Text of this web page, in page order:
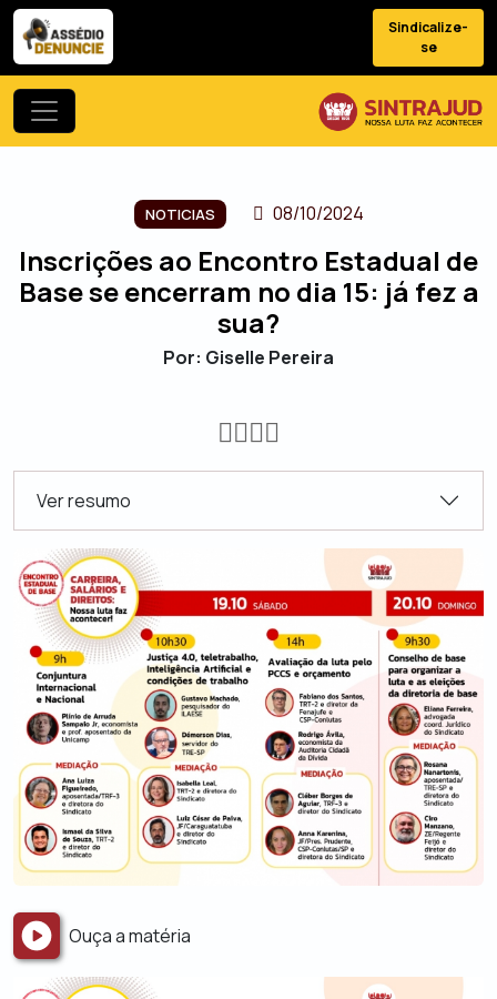
Sindicalize-
se
NOTICIAS 08/10/2024
Inscrições ao Encontro Estadual de
Base se encerram no dia 15: já fez a
sua?
Por: Giselle Pereira
Ver resumo
Ouça a matéria